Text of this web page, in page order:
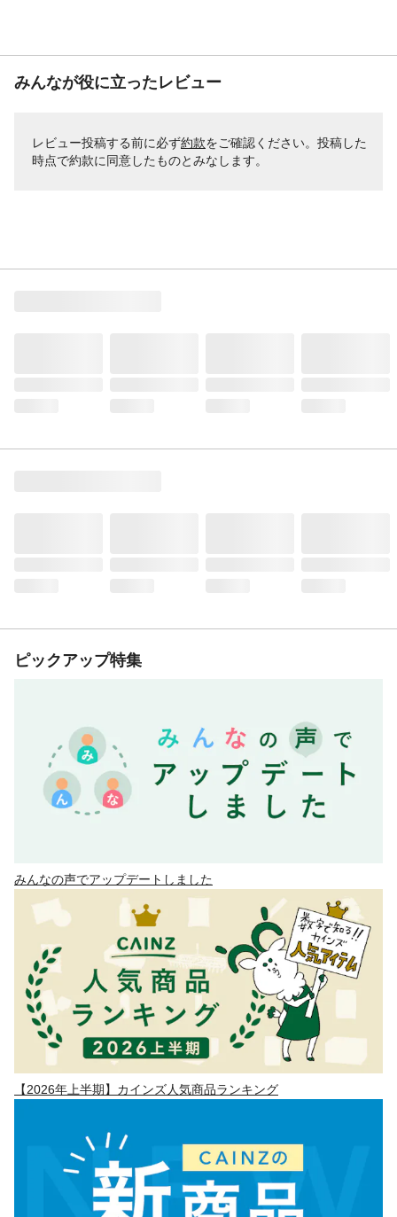
みんなが役に立ったレビュー
レビュー投稿する前に必ず約款をご確認ください。投稿した
時点で約款に同意したものとみなします。
ピックアップ特集
みんなの声でアップデートしました
【2026年上半期】カインズ人気商品ランキング